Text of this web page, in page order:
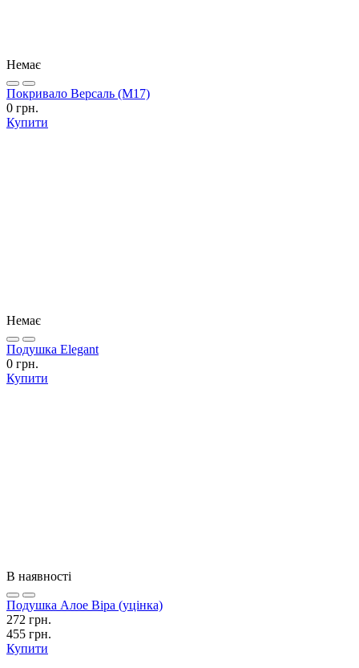
Немає
Покривало Версаль (М17)
0 грн.
Купити
Немає
Подушка Elegant
0 грн.
Купити
В наявності
Подушка Алое Віра (уцінка)
272 грн.
455 грн.
Купити